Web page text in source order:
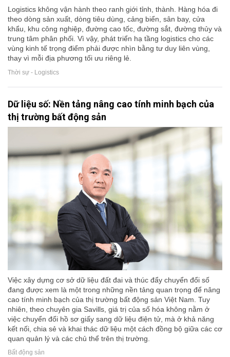
Logistics không vận hành theo ranh giới tỉnh, thành. Hàng hóa đi
theo dòng sản xuất, dòng tiêu dùng, cảng biển, sân bay, cửa
khẩu, khu công nghiệp, đường cao tốc, đường sắt, đường thủy và
trung tâm phân phối. Vì vậy, phát triển hạ tầng logistics cho các
vùng kinh tế trọng điểm phải được nhìn bằng tư duy liên vùng,
thay vì mỗi địa phương tối ưu riêng lẻ.
Thời sự - Logistics
Dữ liệu số: Nền tảng nâng cao tính minh bạch của
thị trường bất động sản
Việc xây dựng cơ sở dữ liệu đất đai và thúc đẩy chuyển đổi số
đang được xem là một trong những nền tảng quan trọng để nâng
cao tính minh bạch của thị trường bất động sản Việt Nam. Tuy
nhiên, theo chuyên gia Savills, giá trị của số hóa không nằm ở
việc chuyển đổi hồ sơ giấy sang dữ liệu điện tử, mà ở khả năng
kết nối, chia sẻ và khai thác dữ liệu một cách đồng bộ giữa các cơ
quan quản lý và các chủ thể trên thị trường.
Bất động sản